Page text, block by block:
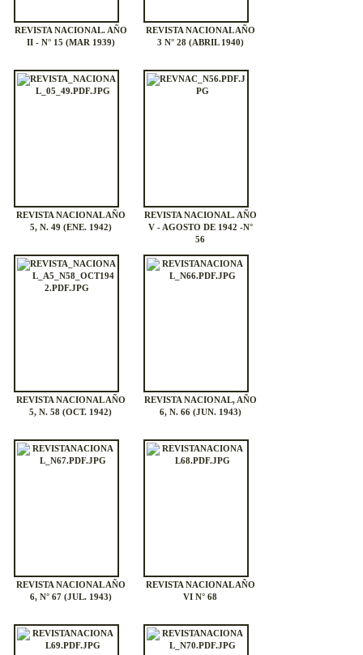
REVISTA NACIONAL. AÑO
II - N° 15 (MAR 1939)
REVISTA NACIONAL AÑO
3 N° 28 (ABRIL 1940)
REVISTA NACIONAL AÑO
5, N. 49 (ENE. 1942)
REVISTA NACIONAL. AÑO
V - AGOSTO DE 1942 -N°
56
REVISTA NACIONAL AÑO
5, N. 58 (OCT. 1942)
REVISTA NACIONAL, AÑO
6, N. 66 (JUN. 1943)
REVISTA NACIONAL AÑO
6, N° 67 (JUL. 1943)
REVISTA NACIONAL AÑO
VI N° 68